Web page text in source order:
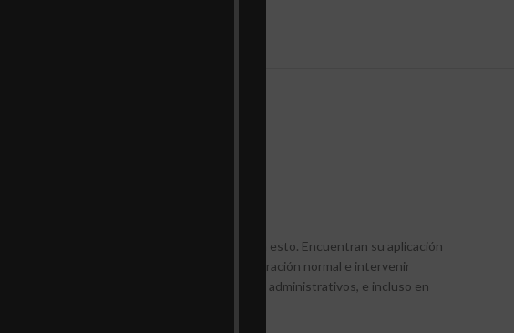
de CHINT Electrics pueden ayudar con esto. Encuentran su aplicación
con éxito para monitorear el estado de operación normal e intervenir
en paneles eléctricos de oficinas y edificios administrativos, e incluso en